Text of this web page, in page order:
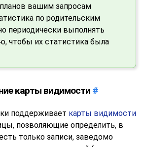
вашим запросам
по родительским
периодически выполнять
чтобы их статистика была
карты видимости #
поддерживает карты видимости
позволяющие определить, в
только записи, заведомо